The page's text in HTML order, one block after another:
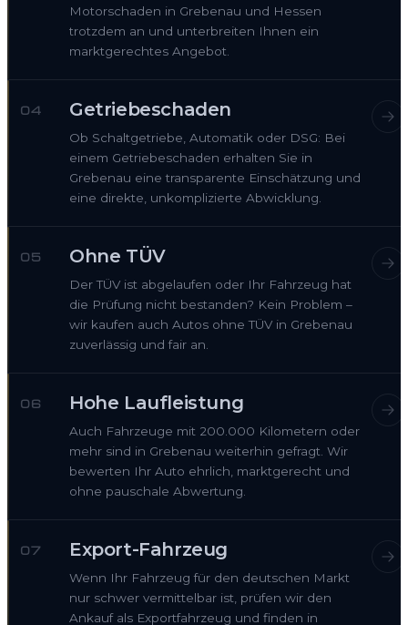
Motorschaden in Grebenau und Hessen
trotzdem an und unterbreiten Ihnen ein
marktgerechtes Angebot.
04 Getriebeschaden
Ob Schaltgetriebe, Automatik oder DSG: Bei
einem Getriebeschaden erhalten Sie in
Grebenau eine transparente Einschätzung und
eine direkte, unkomplizierte Abwicklung.
05 Ohne TÜV
Der TÜV ist abgelaufen oder Ihr Fahrzeug hat
die Prüfung nicht bestanden? Kein Problem –
wir kaufen auch Autos ohne TÜV in Grebenau
zuverlässig und fair an.
06 Hohe Laufleistung
Auch Fahrzeuge mit 200.000 Kilometern oder
mehr sind in Grebenau weiterhin gefragt. Wir
bewerten Ihr Auto ehrlich, marktgerecht und
ohne pauschale Abwertung.
07 Export-Fahrzeug
Wenn Ihr Fahrzeug für den deutschen Markt
nur schwer vermittelbar ist, prüfen wir den
Ankauf als Exportfahrzeug und finden in